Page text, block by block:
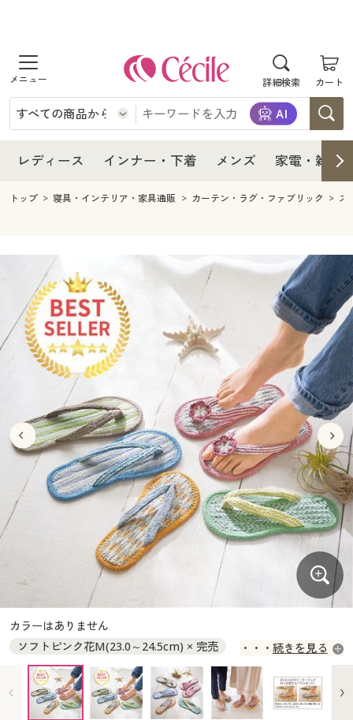
詳細検索 カート
商品を探す
レディース
レディースファッション
インナー・下着
インナー・下着通販すべて
メンズ下着
ジュニア・ティーンズ下着
メンズ
メンズファッション
メンズ下着
家電・雑貨すべて
家電
キッチン・雑貨・日用品
寝具・インテリア・家具
寝具・インテリア・家具通販すべて
家具・収納
寝具・ベッド
カーテン・ラグ・ファブリック
美容・健康
美容・健康通販すべて
美容・健康・サプリメント
制服・スクール
制服・スクールすべて
制服・学生服
ジュニア・ティーンズ下着
大きいサイズ
大きいサイズ通販すべて
大きいサイズ レディース服
大きいサイズ レディース下着
大きいサイズ メンズ
大きいサイズ 事務・制服
バーゲン
バーゲンセール
シークレットセール
詳細検索
商品カテゴリ一覧
カタログ
カタログ・チラシからのご注文
デジタルカタログ
カタログ無料プレゼント
レディース インナー・下着 メンズ 家電・雑貨
レディース
レディース通販すべて
レディースファッション
インナー・下着
インナー・下着通販すべて
ジュニア・ティーンズ下着
メンズ
メンズ下着
家電
キッチン・雑貨・日用品
寝具・インテリア・家具通販すべて
家具・収納
寝具・ベッド
カーテン・ラグ・ファブリック
美容・健康
美容・健康通販すべて
美容・健康・サプリメント
制服・スクール
制服・スクールすべて
制服・学生服
ジュニア・ティーンズ下着
大きいサイズ
大きいサイズ通販すべて
大きいサイズ レディース服
大きいサイズ レディース下着
大きいサイズ メンズ
大きいサイズ 事務・制服
バーゲン
バーゲンセール
シークレットセール
詳細検索
商品カテゴリ一覧
カタログ・チラシからのご注文
デジタルカタログ
カタログ無料プレゼント
会員メニュー
トップ 寝具・インテリア・家具通販 カーテン・ラグ・ファブリック ス
カラーはありません
ソフトピンク花M(23.0～24.5cm) × 完売
オレンジM(23.0～24.5cm) ◎ 在庫あり
ミントM(23.0～24.5cm) × 完売
ミントグリーンL ○ 在庫わずか
ブルーL ◎ 在庫あり
続きを見る